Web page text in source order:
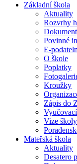
Základní škola
Aktuality
Rozvrhy
Povinné
E-
O škole
Poplatky
Kroužky
Zápis do
Vize školy
Mateřská škola
Aktuality
Desatero